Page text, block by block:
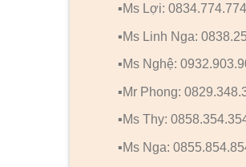
▪️Ms Lợi: 0834.774.774
▪️Ms Linh Nga:
▪️Ms Nghệ:
▪️Mr Phong:
▪️Ms Thy:
▪️Ms Nga: